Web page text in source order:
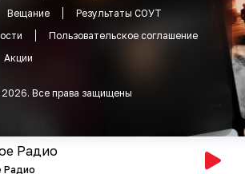
Вещание
Результаты СОУТ
Пользовательское соглашение
Акции
2026. Все права защищены
Радио
Радио